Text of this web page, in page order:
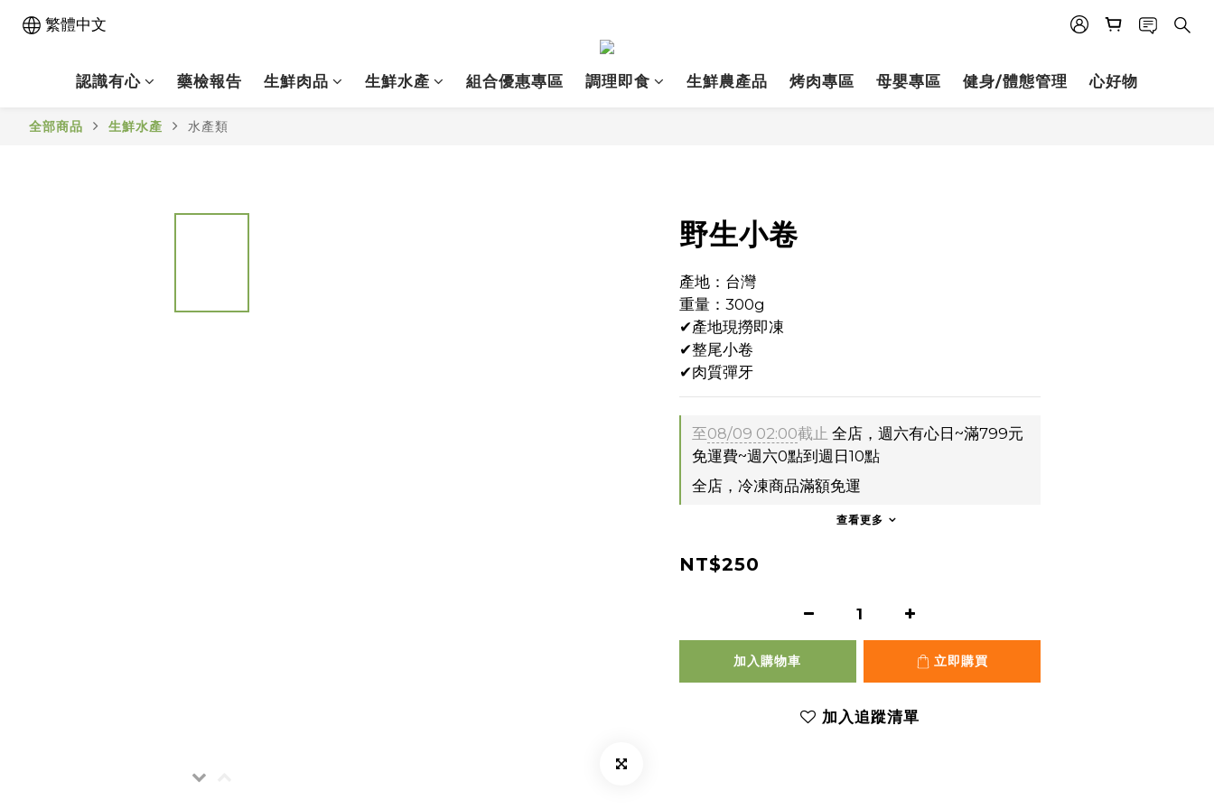
繁體中文
認識有心 藥檢報告 生鮮肉品 生鮮水產 組合優惠專區 調理即食 生鮮農產品 烤肉專區 母嬰專區 健身/體態管理 心好物
全部商品 生鮮水產 水產類
野生小卷
產地：台灣
重量：300g
✔產地現撈即凍
✔整尾小卷
✔肉質彈牙
至08/09 02:00截止 全店，週六有心日~滿799元
免運費~週六0點到週日10點
全店，冷凍商品滿額免運
查看更多
NT$250
加入購物車 立即購買
加入追蹤清單